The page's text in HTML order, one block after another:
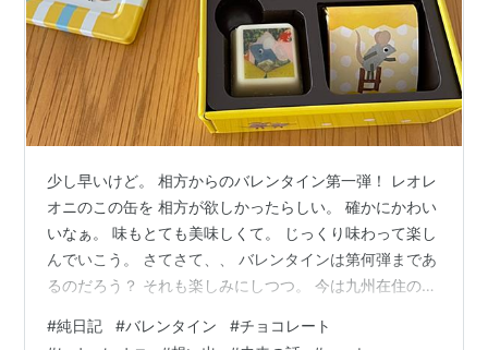
少し早いけど。 相方からのバレンタイン第一弾！ レオレ
オニのこの缶を 相方が欲しかったらしい。 確かにかわい
いなぁ。 味もとても美味しくて。 じっくり味わって楽し
んでいこう。 さてさて、、 バレンタインは第何弾まであ
るのだろう？ それも楽しみにしつつ。 今は九州在住の
来の話もしつつ、 楽しい時間を過ごした。 良き昼下がり
#純日記 #バレンタイン #チョコレート